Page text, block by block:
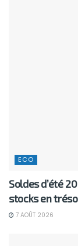
ECO
Soldes d’été
stocks en
7 AOÛT 2026